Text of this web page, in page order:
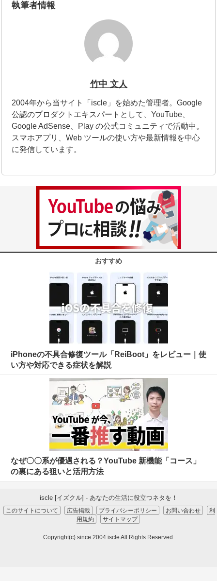
執筆者情報
竹中 文人
2004年から当サイト「iscle」を始めた管理者。Google
公認のプロダクトエキスパートとして、YouTube、
Google AdSense、Play の公式コミュニティで活動中。
スマホアプリ、Web ツールの使い方や最新情報を中心
に発信しています。
おすすめ
iPhoneの不具合修復ツール「ReiBoot」をレビュー｜使
い方や対応できる症状を解説
なぜ〇〇系が優遇される？YouTube 新機能「コース」
の裏にある狙いと活用方法
iscle [イズクル] - あなたの生活に役立つネタを！
このサイトについて 広告掲載 プライバシーポリシー お問い合わせ
利
用規約
サイトマップ
Copyright(c) since 2004 iscle All Rights Reserved.